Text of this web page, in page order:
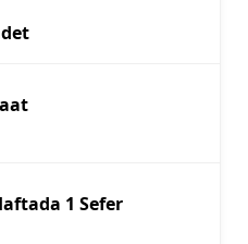
1 Sefer